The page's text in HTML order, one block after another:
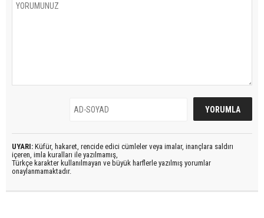
UYARI: Küfür, hakaret, rencide edici cümleler veya imalar, inançlara saldırı
içeren, imla kuralları ile yazılmamış,
Türkçe karakter kullanılmayan ve büyük harflerle yazılmış yorumlar
onaylanmamaktadır.